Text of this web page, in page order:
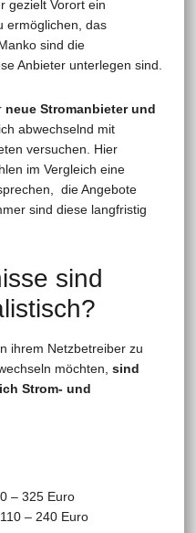
gezielt Vorort ein
ermöglichen, das
sind die
Anbieter unterlegen sind.
neue Stromanbieter und
abwechselnd mit
versuchen. Hier
im Vergleich eine
die Angebote
sind diese langfristig
sind
ihrem Netzbetreiber zu
möchten, sind
Strom- und
– 325 Euro
– 240 Euro